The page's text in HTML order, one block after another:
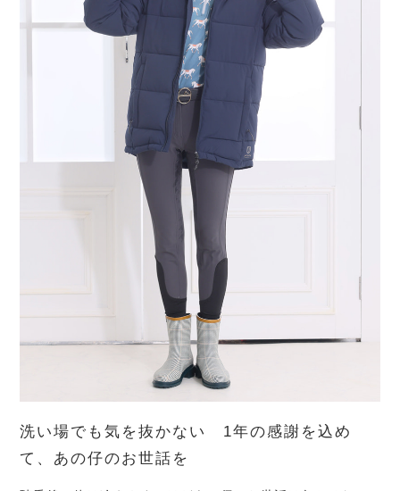
洗い場でも気を抜かない 1年の感謝を込め
て、あの仔のお世話を